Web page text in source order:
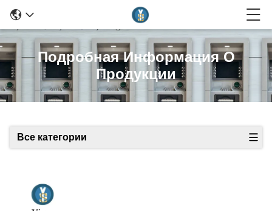
Подробная Информация О
Продукции
Все категории